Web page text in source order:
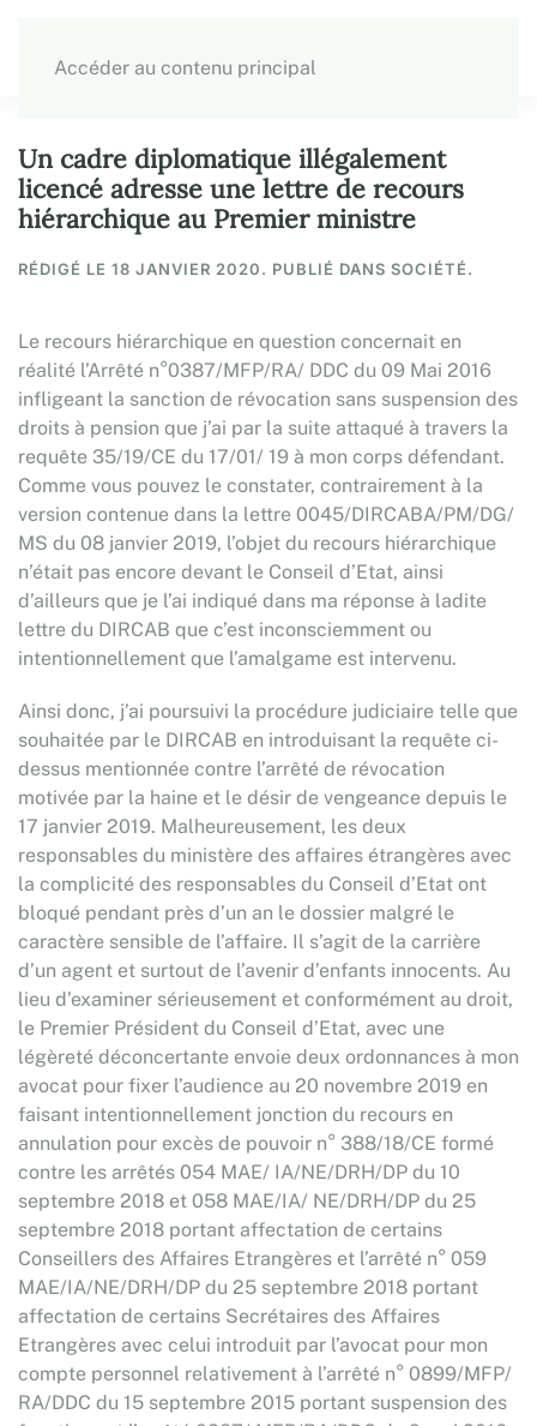
Accéder au contenu principal
Un cadre diplomatique illégalement
licencé adresse une lettre de recours
hiérarchique au Premier ministre
RÉDIGÉ LE 18 JANVIER 2020. PUBLIÉ DANS SOCIÉTÉ.
Le recours hiérarchique en question concernait en
réalité l’Arrêté n°0387/MFP/RA/ DDC du 09 Mai 2016
infligeant la sanction de révocation sans suspension des
droits à pension que j’ai par la suite attaqué à travers la
requête 35/19/CE du 17/01/ 19 à mon corps défendant.
Comme vous pouvez le constater, contrairement à la
version contenue dans la lettre 0045/DIRCABA/PM/DG/
MS du 08 janvier 2019, l’objet du recours hiérarchique
n’était pas encore devant le Conseil d’Etat, ainsi
d’ailleurs que je l’ai indiqué dans ma réponse à ladite
lettre du DIRCAB que c’est inconsciemment ou
intentionnellement que l’amalgame est intervenu.
Ainsi donc, j’ai poursuivi la procédure judiciaire telle que
souhaitée par le DIRCAB en introduisant la requête ci-
dessus mentionnée contre l’arrêté de révocation
motivée par la haine et le désir de vengeance depuis le
17 janvier 2019. Malheureusement, les deux
responsables du ministère des affaires étrangères avec
la complicité des responsables du Conseil d’Etat ont
bloqué pendant près d’un an le dossier malgré le
caractère sensible de l’affaire. Il s’agit de la carrière
d’un agent et surtout de l’avenir d’enfants innocents. Au
lieu d’examiner sérieusement et conformément au droit,
le Premier Président du Conseil d’Etat, avec une
légèreté déconcertante envoie deux ordonnances à mon
avocat pour fixer l’audience au 20 novembre 2019 en
faisant intentionnellement jonction du recours en
annulation pour excès de pouvoir n° 388/18/CE formé
contre les arrêtés 054 MAE/ IA/NE/DRH/DP du 10
septembre 2018 et 058 MAE/IA/ NE/DRH/DP du 25
septembre 2018 portant affectation de certains
Conseillers des Affaires Etrangères et l’arrêté n° 059
MAE/IA/NE/DRH/DP du 25 septembre 2018 portant
affectation de certains Secrétaires des Affaires
Etrangères avec celui introduit par l’avocat pour mon
compte personnel relativement à l’arrêté n° 0899/MFP/
RA/DDC du 15 septembre 2015 portant suspension des